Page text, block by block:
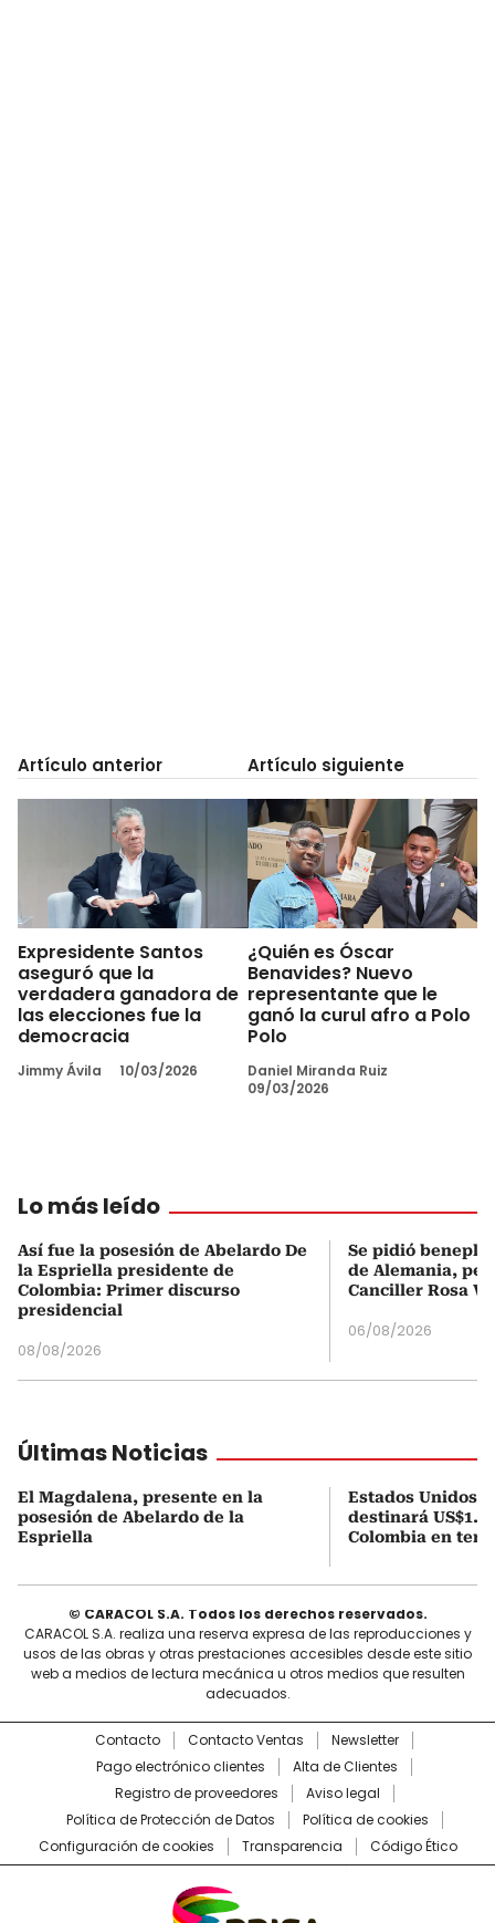
Artículo anterior
Expresidente Santos
aseguró que la
verdadera ganadora de
las elecciones fue la
democracia
Jimmy Ávila 10/03/2026
Artículo siguiente
¿Quién es Óscar
Benavides? Nuevo
representante que le
ganó la curul afro a Polo
Polo
Daniel Miranda Ruiz
09/03/2026
Lo más leído
Así fue la posesión de Abelardo De
la Espriella presidente de
Colombia: Primer discurso
presidencial
08/08/2026
Se pidió
de Alemania,
Canciller Rosa
06/08/2026
Últimas Noticias
El Magdalena, presente en la
posesión de Abelardo de la
Espriella
Estados Unidos
destinará
Colombia en
© CARACOL S.A. Todos los derechos reservados.
CARACOL S.A. realiza una reserva expresa de las reproducciones y
usos de las obras y otras prestaciones accesibles desde este sitio
web a medios de lectura mecánica u otros medios que resulten
adecuados.
Contacto Contacto Ventas
Newsletter
Pago electrónico clientes
Alta de Clientes
Registro de proveedores
Aviso legal
Política de Protección de Datos
Política de cookies
Configuración de cookies
Transparencia Código Ético